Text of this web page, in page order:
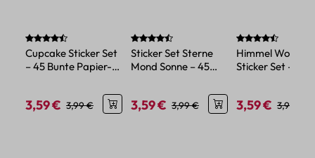
Durchschnittliche Bewertung von 4.5 von 5 Sternen
Cupcake Sticker Set
– 45 Bunte Papier-
Süßwaren-Design
Verkaufspreis:
3,59 € Regulärer Preis:
3,99 €
Durchschnittliche Bewertung von 4.75
Sticker Set Sterne
Mond Sonne – 45
kreative Projekte
Verkaufspreis:
3,59 € Regulärer Preis:
3,99 €
Himmel Wolken
Sticker Set – 45
Verkaufspreis:
3,59 € 3,99 €